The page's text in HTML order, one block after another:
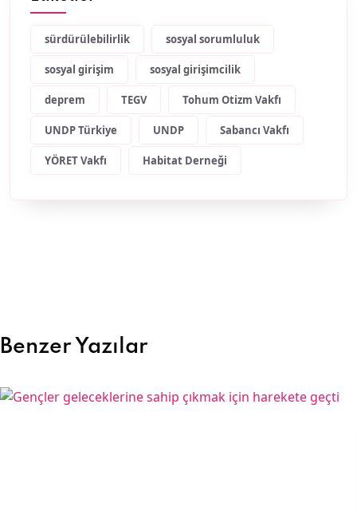
sürdürülebilirlik sosyal sorumluluk
sosyal girişim sosyal girişimcilik
deprem TEGV Tohum Otizm Vakfı
UNDP Türkiye UNDP Sabancı Vakfı
YÖRET Vakfı Habitat Derneği
Benzer Yazılar